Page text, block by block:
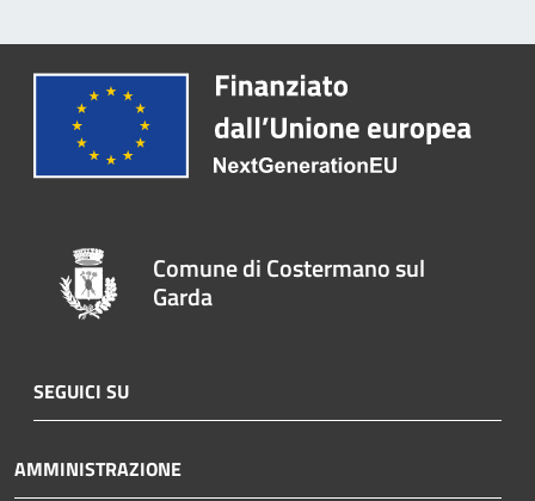
Comune di Costermano sul
Garda
SEGUICI SU
AMMINISTRAZIONE